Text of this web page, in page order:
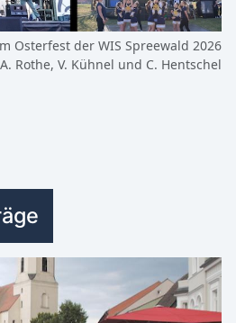
Osterfest der WIS Spreewald 2026
Rothe, V. Kühnel und C. Hentschel